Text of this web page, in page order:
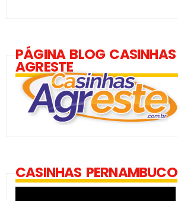
PÁGINA BLOG CASINHAS
AGRESTE
CASINHAS PERNAMBUCO